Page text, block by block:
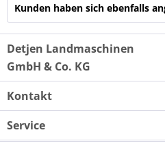
Kunden haben sich ebenfalls
Detjen Landmaschinen
GmbH & Co. KG
Kontakt
Service